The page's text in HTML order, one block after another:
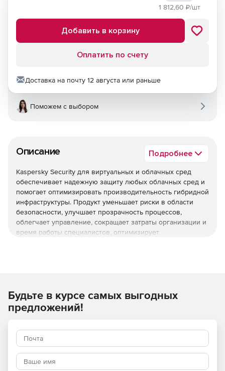
Описание Подробнее
Kaspersky Security для виртуальных и облачных сред
обеспечивает надежную защиту любых облачных сред и
помогает оптимизировать производительность гибридной
инфраструктуры. Продукт уменьшает риски в области
безопасности, улучшает прозрачность процессов,
облегчает управление, сокращает затраты организации и
время работы специалистов, оптимизирует
к угрозам разной сложности.
Основные преимущества
Надежная защита мирового уровня
Многоуровневые технологии проактивной защиты
обеспечивают эффективное противостояние различным
1 812,60 ₽/шт
Добавить в корзину
Оплатить по счету
Доставка на почту 12 августа или раньше
Поможем с выбором
Будьте в курсе самых выгодных
предложений!